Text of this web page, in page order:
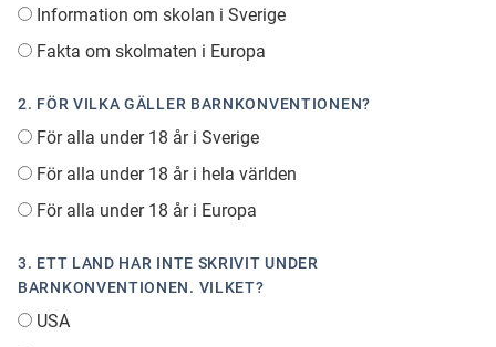
Information om skolan i Sverige
Fakta om skolmaten i Europa
2. FÖR VILKA GÄLLER BARNKONVENTIONEN?
För alla under 18 år i Sverige
För alla under 18 år i hela världen
För alla under 18 år i Europa
3. ETT LAND HAR INTE SKRIVIT UNDER
BARNKONVENTIONEN. VILKET?
USA